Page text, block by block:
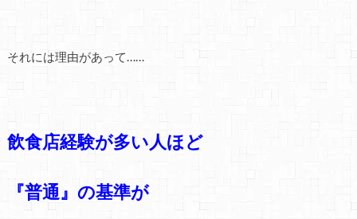
それには理由があって……
飲食店経験が多い人ほど
『普通』の基準が